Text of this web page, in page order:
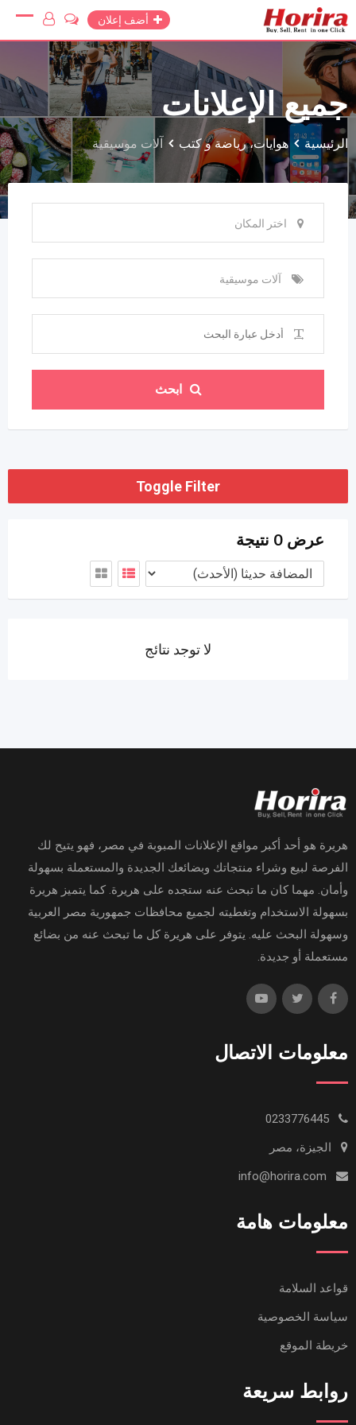
Skip
content
أضف إعلان
جميع الإعلانات
الرئيسية هوايات، رياضة و كتب آلات موسيقية
اختر المكان
آلات موسيقية
ابحث
Toggle Filter
عرض 0 نتيجة
لا توجد نتائج
هريرة هو أحد أكبر مواقع الإعلانات المبوبة في مصر، فهو يتيح لك
الفرصة لبيع وشراء منتجاتك وبضائعك الجديدة والمستعملة بسهولة
وأمان. مهما كان ما تبحث عنه ستجده على هريرة. كما يتميز هريرة
بسهولة الاستخدام وتغطيته لجميع محافظات جمهورية مصر العربية
وسهولة البحث عليه. يتوفر على هريرة كل ما تبحث عنه من بضائع
مستعملة أو جديدة.
معلومات الاتصال
الجيزة، مصر
معلومات هامة
قواعد السلامة
سياسة الخصوصية
خريطة الموقع
روابط سريعة